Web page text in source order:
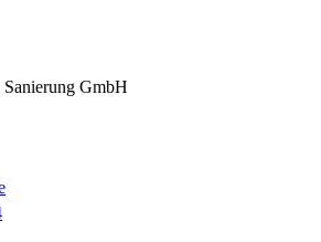
Sanierung GmbH